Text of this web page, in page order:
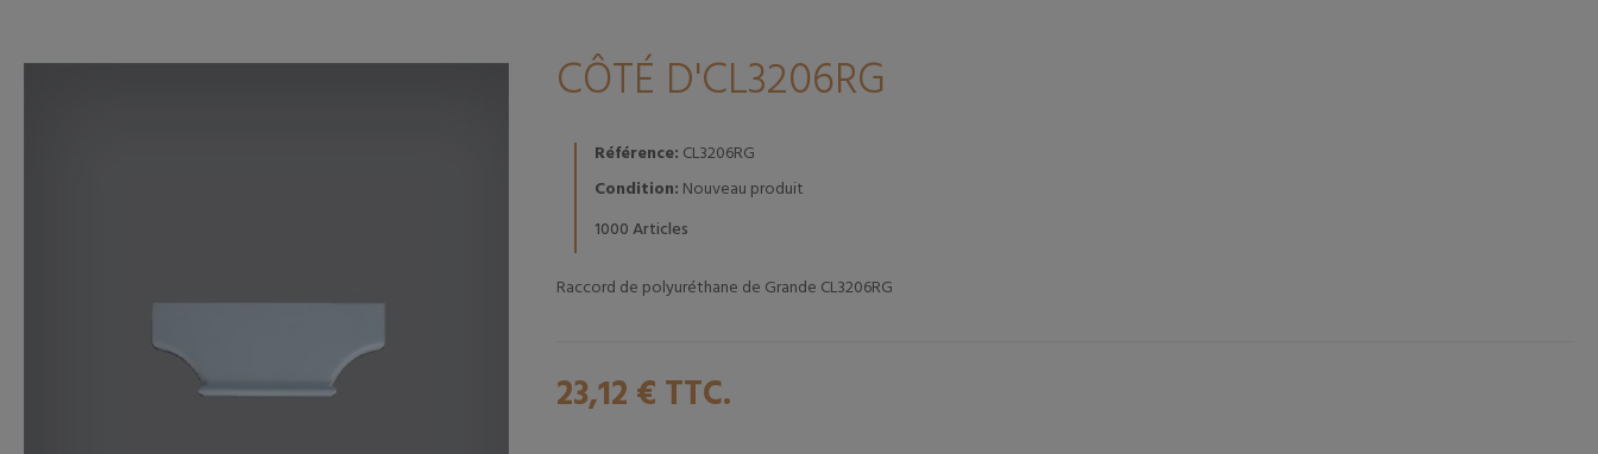
CÔTÉ D'CL3206RG
Référence: CL3206RG
Condition: Nouveau produit
1000Articles
Raccord de polyuréthane de Grande CL3206RG
23,12 € TTC.